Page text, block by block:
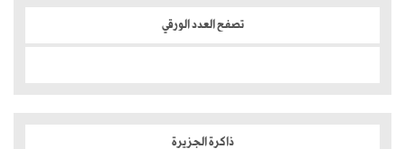
تصفح العدد الورقي
ذاكرة الجزيرة